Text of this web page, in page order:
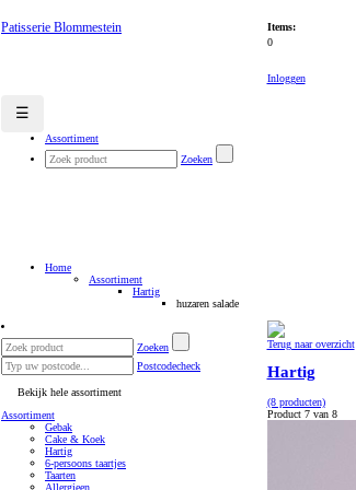
Patisserie Blommestein
Items:
0
Inloggen
☰
Assortiment
Zoeken
Home
Assortiment
Hartig
huzaren salade
Zoeken
Postcodecheck
Bekijk hele assortiment
Assortiment
Gebak
Cake & Koek
Hartig
6-persoons taartjes
Taarten
Allergieen
Terug naar overzicht
Hartig
(8 producten)
Product 7 van 8